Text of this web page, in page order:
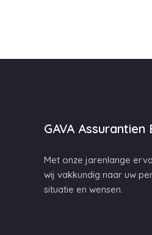
GAVA Assurantien
Met onze jarenlange
wij vakkundig naar uw
situatie en wensen.